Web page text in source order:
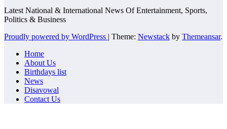
Latest National & International News Of Entertainment, Sports,
Politics & Business
Proudly powered by WordPress | Theme: Newstack by Themeansar.
Home
About Us
Birthdays list
News
Disavowal
Contact Us